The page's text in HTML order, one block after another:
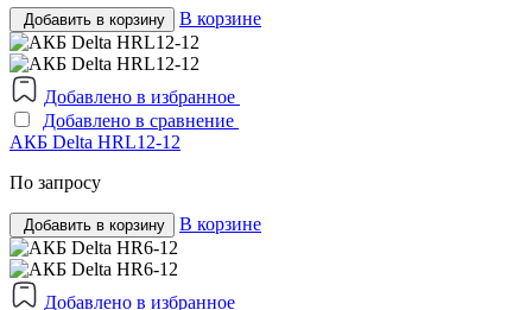
Добавить в корзину В корзине
Добавлено в избранное
Добавлено в сравнение
АКБ Delta HRL12-12
По запросу
Добавить в корзину В корзине
Добавлено в избранное